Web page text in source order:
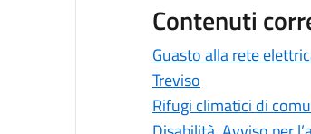
Contenuti
Guasto alla rete
Treviso
Rifugi climatici di